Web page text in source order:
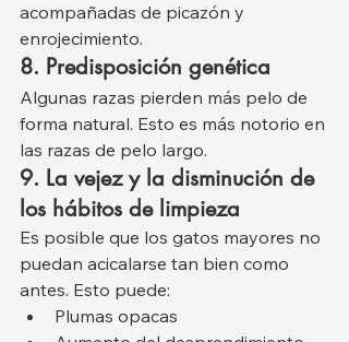
acompañadas de picazón y
enrojecimiento.
8. Predisposición genética
Algunas razas pierden más pelo de
forma natural. Esto es más notorio en
las razas de pelo largo.
9. La vejez y la disminución de
los hábitos de limpieza
Es posible que los gatos mayores no
puedan acicalarse tan bien como
antes. Esto puede:
Plumas opacas